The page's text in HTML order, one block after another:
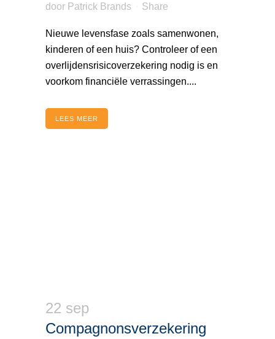
door Patrick Brands Share
Nieuwe levensfase zoals samenwonen,
kinderen of een huis? Controleer of een
overlijdensrisicoverzekering nodig is en
voorkom financiële verrassingen....
LEES MEER
22 sep
Compagnonsverzekering